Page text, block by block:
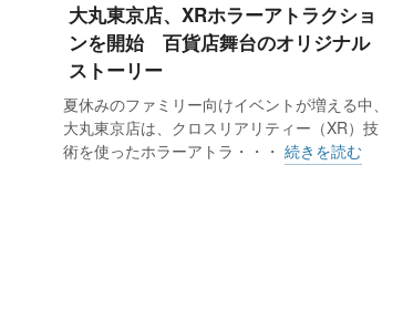
大丸東京店、XRホラーアトラクショ
ンを開始 百貨店舞台のオリジナル
ストーリー
夏休みのファミリー向けイベントが増える中、
大丸東京店は、クロスリアリティー（XR）技
術を使ったホラーアトラ・・・ 続きを読む